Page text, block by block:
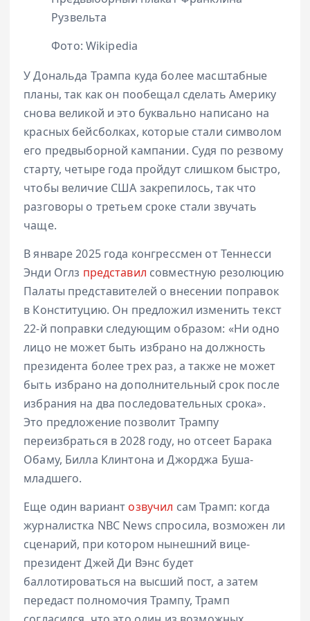
Рузвельта
Фото: Wikipedia
У Дональда Трампа куда более масштабные
планы, так как он пообещал сделать Америку
снова великой и это буквально написано на
красных бейсболках, которые стали символом
его предвыборной кампании. Судя по резвому
старту, четыре года пройдут слишком быстро,
чтобы величие США закрепилось, так что
разговоры о третьем сроке стали звучать
чаще.
В январе 2025 года конгрессмен от Теннесси
Энди Оглз представил совместную резолюцию
Палаты представителей о внесении поправок
в Конституцию. Он предложил изменить текст
22-й поправки следующим образом: «Ни одно
лицо не может быть избрано на должность
президента более трех раз, а также не может
быть избрано на дополнительный срок после
избрания на два последовательных срока».
Это предложение позволит Трампу
переизбраться в 2028 году, но отсеет Барака
Обаму, Билла Клинтона и Джорджа Буша-
младшего.
Еще один вариант озвучил сам Трамп: когда
журналистка NBC News спросила, возможен ли
сценарий, при котором нынешний вице-
президент Джей Ди Вэнс будет
баллотироваться на высший пост, а затем
передаст полномочия Трампу, Трамп